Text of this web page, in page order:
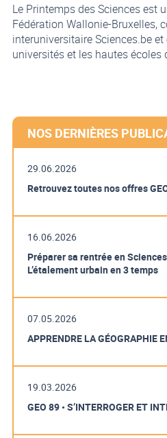
Le Printemps des Sciences est
Fédération Wallonie-Bruxelles,
interuniversitaire Sciences.be
universités et les hautes écoles
NOS DERNIÈRES
29.06.2026
Retrouvez toutes nos offres
16.06.2026
Préparer sa rentrée en
L’étalement urbain en 3 temps
07.05.2026
APPRENDRE LA GÉOGRAPHIE
19.03.2026
GEO 89 • S’INTERROGER ET